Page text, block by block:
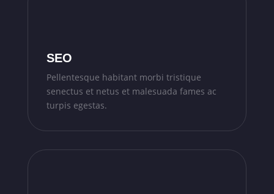
SEO
Pellentesque habitant morbi tristique
senectus et netus et malesuada fames ac
turpis egestas.